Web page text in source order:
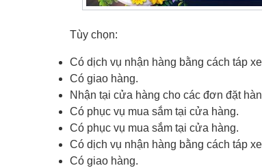
Tùy chọn:
Có dịch vụ nhận hàng bằng cách táp
Có giao hàng.
Nhận tại cửa hàng cho các đơn đặt
Có phục vụ mua sắm tại cửa hàng.
Có phục vụ mua sắm tại cửa hàng.
Có dịch vụ nhận hàng bằng cách táp
Có giao hàng.